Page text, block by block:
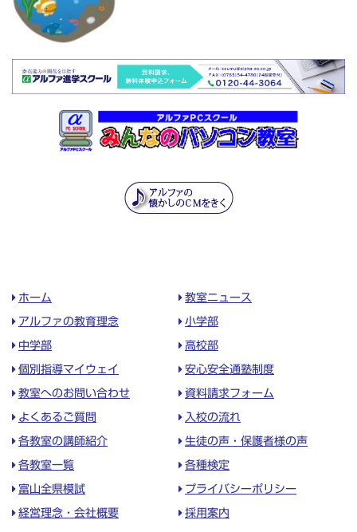
ホーム 教室ニュース
アルファの教育理念 小学部
中学部 高校部
個別指導マイウェイ 安心安全通塾制度
教室へのお問い合わせ 資料請求フォーム
よくあるご質問 入校の流れ
各教室の講師紹介 生徒の声・保護者様の声
各教室一覧 各種検定
富山全県模試 プライバシーポリシー
経営理念・会社概要 採用案内